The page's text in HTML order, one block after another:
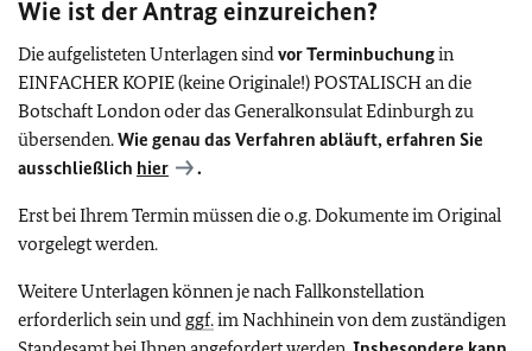
Wie ist der Antrag einzureichen?
Die aufgelisteten Unterlagen sindvor Terminbuchungin
EINFACHER KOPIE (keine Originale!) POSTALISCH an die
Botschaft London oder das Generalkonsulat Edinburgh zu
übersenden.Wie genau das Verfahren abläuft, erfahren Sie
ausschließlich hier .
Erst bei Ihrem Termin müssen die o.g. Dokumente im Original
vorgelegt werden.
Weitere Unterlagen können je nach Fallkonstellation
erforderlich sein und ggf.im Nachhinein von dem zuständigen